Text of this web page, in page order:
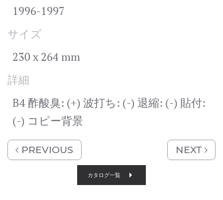
1996-1997
サイズ
230 x 264 mm
詳細
B4 酢酸臭: (+) 波打ち: (-) 退縮: (-) 貼付:
(-) コピー背景
PREVIOUS NEXT
カタログ一覧